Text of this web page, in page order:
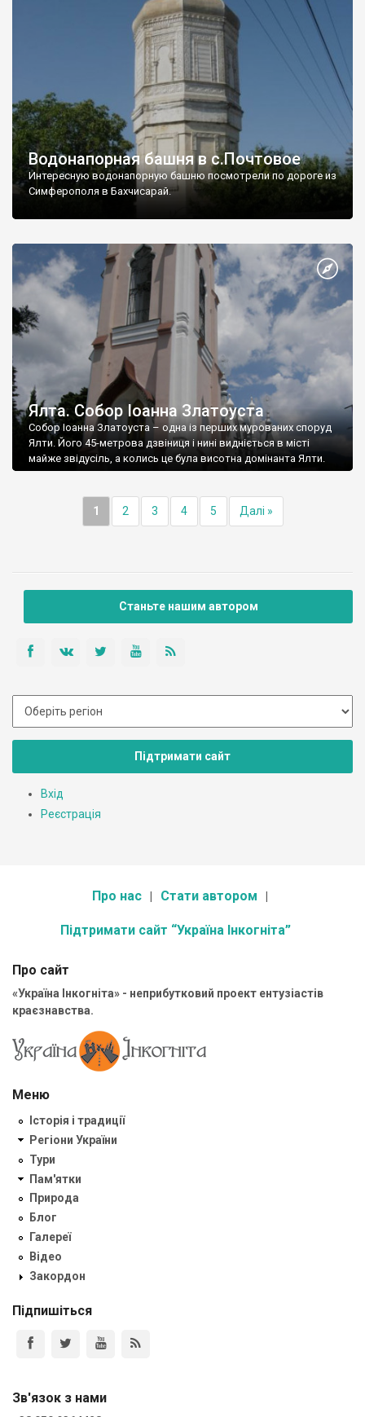
Водонапорная башня в с.Почтовое
Интересную водонапорную башню посмотрели по дороге из
Симферополя в Бахчисарай.
Ялта. Собор Іоанна Златоуста
Собор Іоанна Златоуста – одна із перших мурованих споруд
Ялти. Його 45-метрова дзвіниця і нині видніється в місті
майже звідусіль, а колись це була висотна домінанта Ялти.
1 2 3 4 5 Далі »
Станьте нашим автором
Підтримати сайт
Вхід
Реєстрація
Про нас Стати автором
Підтримати сайт “Україна Інкогніта”
Про сайт
«Україна Інкогніта» - неприбутковий проект ентузіастів
краєзнавства.
Меню
Історія і традиції
Регіони України
Тури
Пам'ятки
Природа
Блог
Галереї
Відео
Закордон
Підпишіться
Зв'язок з нами